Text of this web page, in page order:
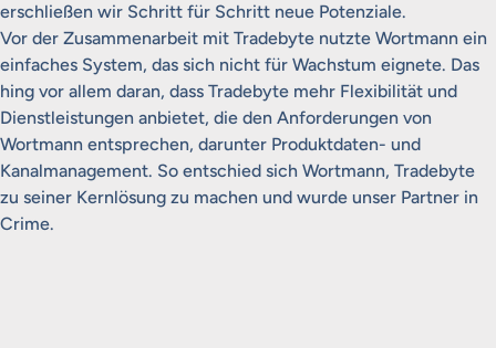
erschließen wir Schritt für Schritt neue Potenziale.
Vor der Zusammenarbeit mit Tradebyte nutzte Wortmann ein
einfaches System, das sich nicht für Wachstum eignete. Das
hing vor allem daran, dass Tradebyte mehr Flexibilität und
Dienstleistungen anbietet, die den Anforderungen von
Wortmann entsprechen, darunter Produktdaten- und
Kanalmanagement. So entschied sich Wortmann, Tradebyte
zu seiner Kernlösung zu machen und wurde unser Partner in
Crime.